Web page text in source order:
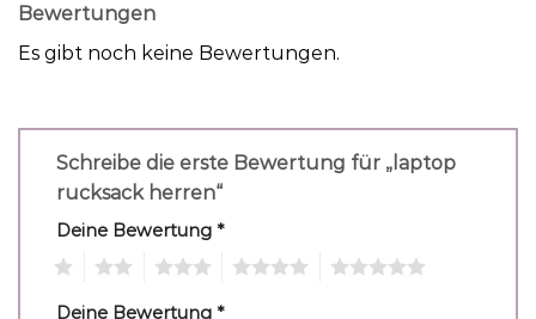
Bewertungen
Es gibt noch keine Bewertungen.
Schreibe die erste Bewertung für „laptop
rucksack herren“
Deine Bewertung *
Deine Bewertung *